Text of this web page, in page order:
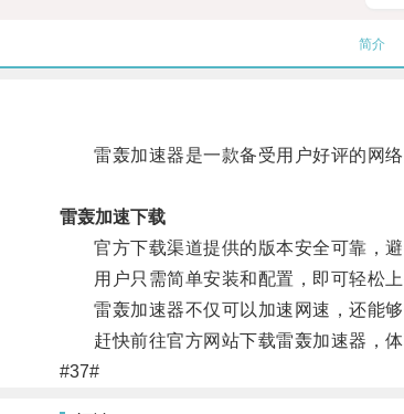
简介
雷轰加速器是一款备受用户好评的网络
雷轰加速下载
官方下载渠道提供的版本安全可靠，避
用户只需简单安装和配置，即可轻松上
雷轰加速器不仅可以加速网速，还能够
赶快前往官方网站下载雷轰加速器，体
#37#